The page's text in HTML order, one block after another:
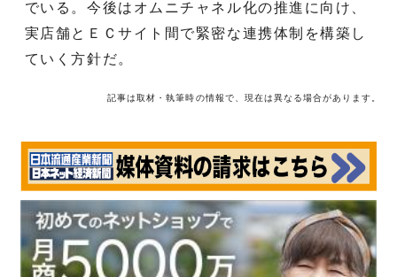
でいる。今後はオムニチャネル化の推進に向け、
実店舗とＥＣサイト間で緊密な連携体制を構築し
ていく方針だ。
記事は取材・執筆時の情報で、現在は異なる場合があります。